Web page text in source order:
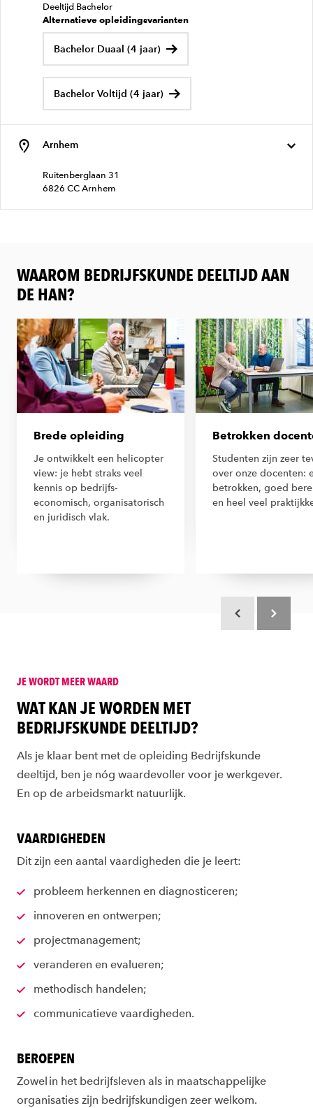
Deeltijd Bachelor
Alternatieve opleidingsvarianten
Bachelor Duaal (4 jaar)
Bachelor Voltijd (4 jaar)
Arnhem
Ruitenberglaan 31
6826 CC Arnhem
WAAROM BEDRIJFSKUNDE DEELTIJD AAN
DE HAN?
Brede opleiding
Je ontwikkelt een helicopter
view: je hebt straks veel
kennis op bedrijfs-
economisch, organisatorisch
en juridisch vlak.
Betrokken
Studenten zijn zeer
over onze docenten:
betrokken, goed
en heel veel
JE WORDT MEER WAARD
:
WAT KAN JE WORDEN MET
BEDRIJFSKUNDE DEELTIJD?
:
Als je klaar bent met de opleiding Bedrijfskunde
deeltijd, ben je nóg waardevoller voor je werkgever.
En op de arbeidsmarkt natuurlijk.
VAARDIGHEDEN
Dit zijn een aantal vaardigheden die je leert:
probleem herkennen en diagnosticeren;
innoveren en ontwerpen;
projectmanagement;
veranderen en evalueren;
methodisch handelen;
communicatieve vaardigheden.
BEROEPEN
Zowel in het bedrijfsleven als in maatschappelijke
organisaties zijn bedrijfskundigen zeer welkom.